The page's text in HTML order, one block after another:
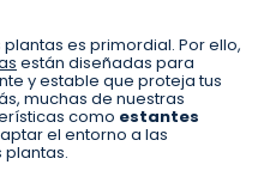
es primordial. Por ello,
están diseñadas para
y estable que proteja tus
muchas de nuestras
como estantes
el entorno a las